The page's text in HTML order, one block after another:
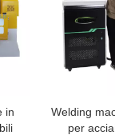
in
Welding
per